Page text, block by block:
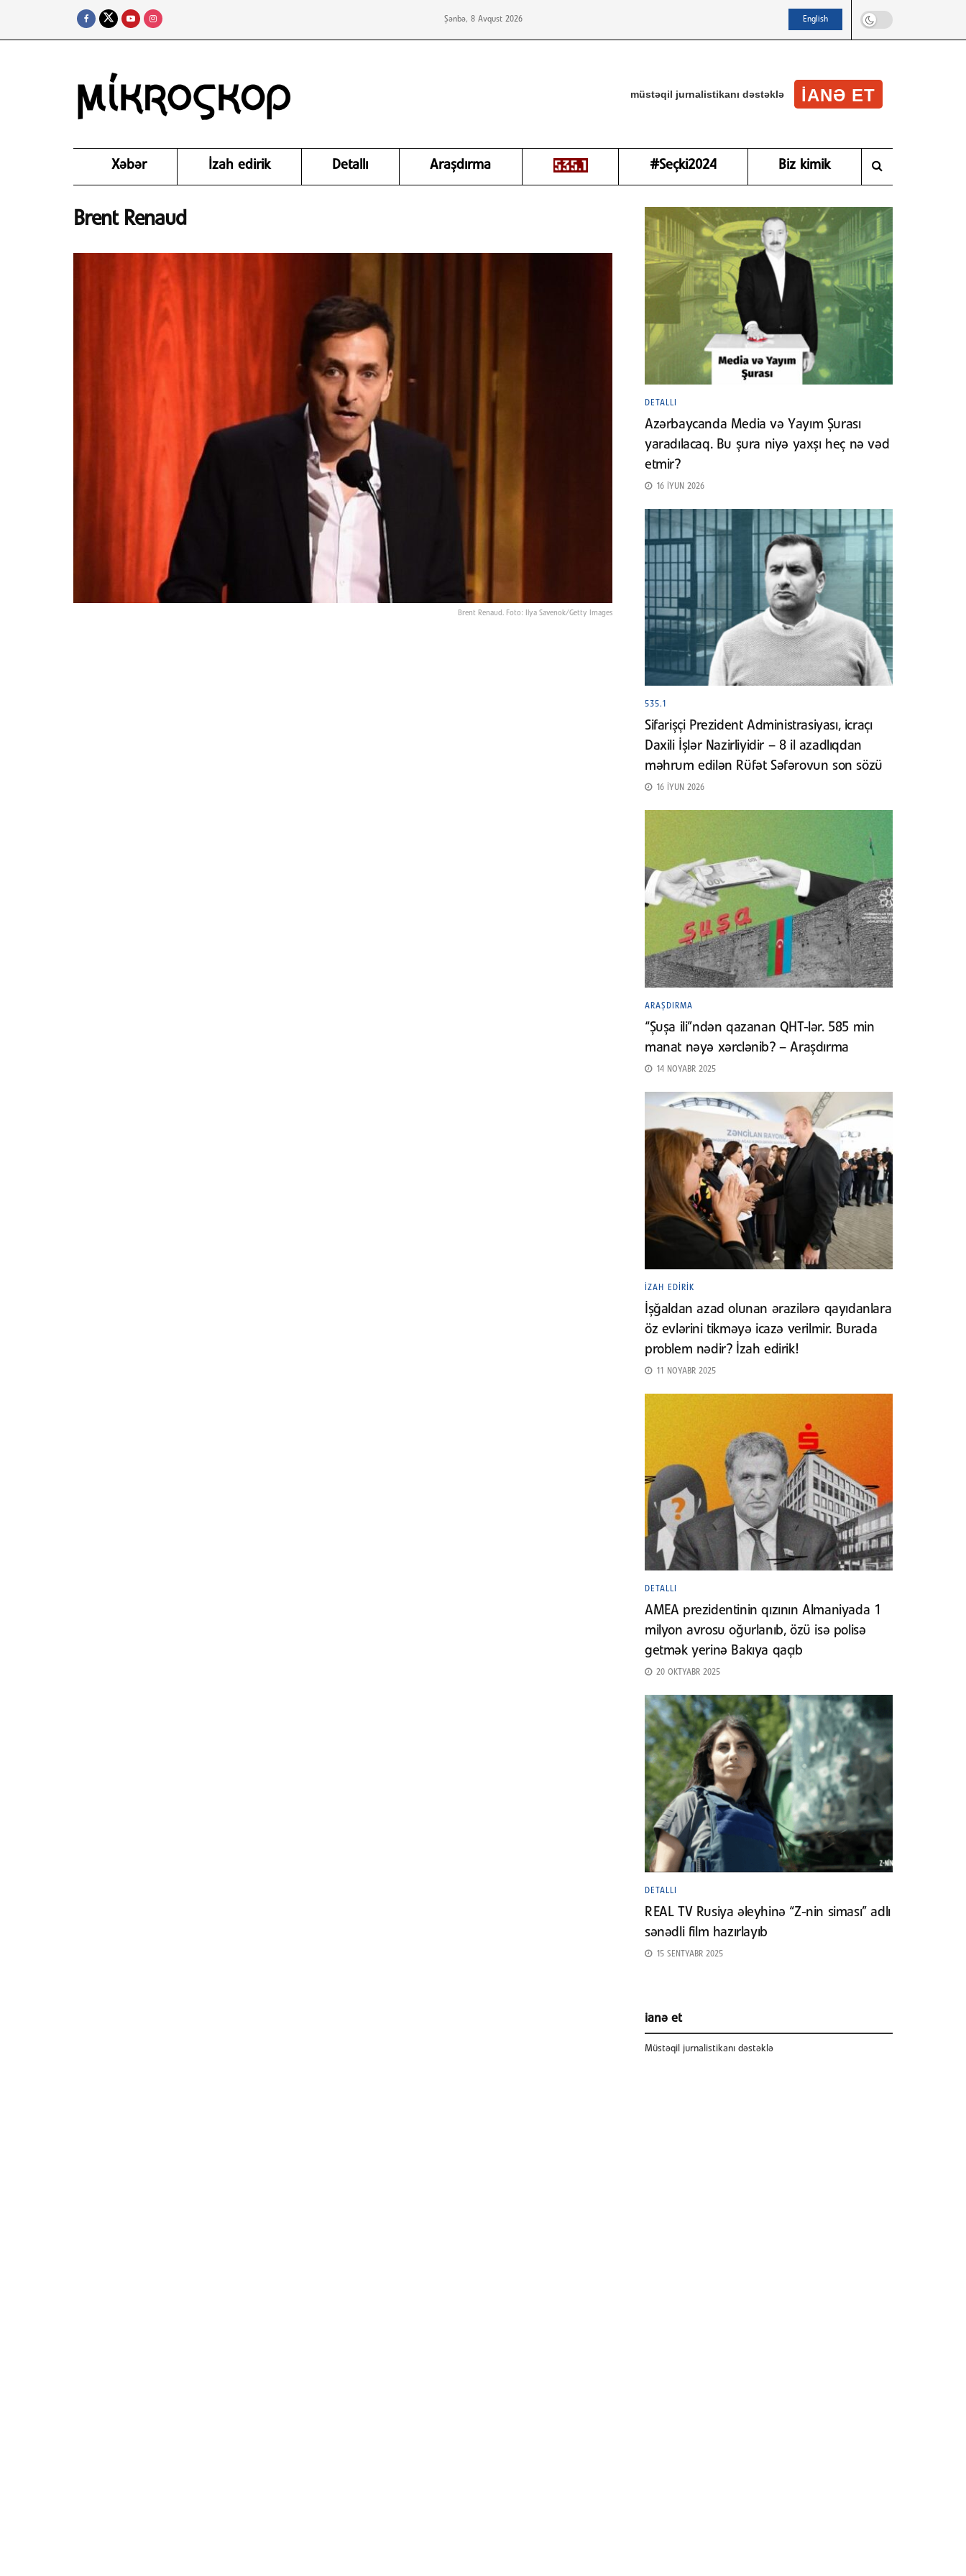
Şənbə, 8 Avqust 2026 English
müstəqil jurnalistikanı dəstəklə IANƏ ET
Xəbər İzah edirik Detallı Araşdırma #Seçki2024 Biz kimik
Brent Renaud
Brent Renaud. Foto: Ilya Savenok/Getty Images
DETALLI
Azərbaycanda Media və Yayım Şurası
yaradılacaq. Bu şura niyə yaxşı heç nə vəd
etmir?
16 İYUN 2026
535.1
Sifarişçi Prezident Administrasiyası, icraçı
Daxili İşlər Nazirliyidir – 8 il azadlıqdan
məhrum edilən Rüfət Səfərovun son sözü
16 İYUN 2026
ARAŞDIRMA
“Şuşa ili”ndən qazanan QHT-lər. 585 min
manat nəyə xərclənib? – Araşdırma
14 NOYABR 2025
İZAH EDIRIK
İşğaldan azad olunan ərazilərə qayıdanlara
öz evlərini tikməyə icazə verilmir. Burada
problem nədir? İzah edirik!
11 NOYABR 2025
DETALLI
AMEA prezidentinin qızının Almaniyada 1
milyon avrosu oğurlanıb, özü isə polisə
getmək yerinə Bakıya qaçıb
20 OKTYABR 2025
DETALLI
REAL TV Rusiya əleyhinə “Z-nin siması” adlı
sənədli film hazırlayıb
15 SENTYABR 2025
ianə et
Müstəqil jurnalistikanı dəstəklə